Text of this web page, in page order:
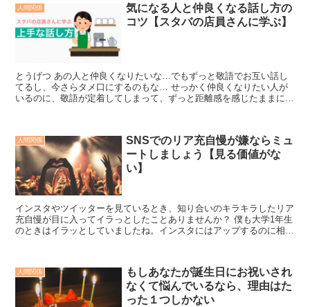
人間関係
気になる人と仲良くなる話し方の
コツ【スタバの店員さんに学ぶ】
とうげつ あの人と仲良くなりたいな…でもずっと敬語でお互い話し
てるし、今さらタメ口にするのもな… せっかく仲良くなりたい人が
いるのに、敬語が定着してしまって、ずっと距離感を感じたままにな
人間関係
SNSでのリア充自慢が嫌ならミュ
ートしましょう【見る価値がな
い】
インスタやツイッターを見ているとき、知り合いのキラキラしたリア
充自慢が目に入ってイラっとしたことありませんか？ 僕も大学1年生
のときはイラッとしていましたね。インスタにはアップするのに相当
人間関係
もしあなたが誕生日にお祝いされ
なくて悩んでいるなら、理由はた
った１つしかない